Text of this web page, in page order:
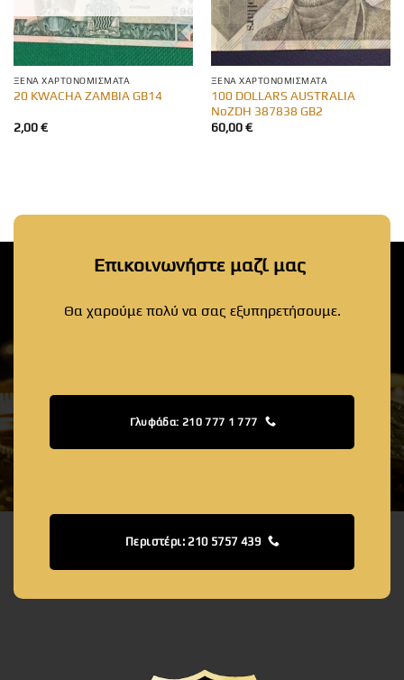
ΞΈΝΑ ΧΑΡΤΟΝΟΜΊΣΜΑΤΑ
20 KWACHA ZAMBIA GB14
2,00€
ΞΈΝΑ ΧΑΡΤΟΝΟΜΊΣΜΑΤΑ
100 DOLLARS AUSTRALIA
NoZDH 387838 GB2
60,00€
Επικοινωνήστε μαζί μας
Θα χαρούμε πολύ να σας εξυπηρετήσουμε.
Γλυφάδα: 210 777 1 777
Περιστέρι: 210 5757 439